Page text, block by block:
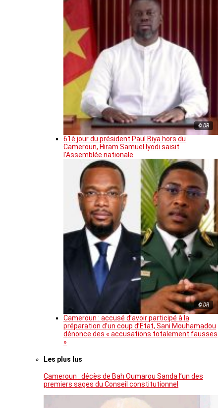
© DR
61è jour du président Paul Biya hors du
Cameroun, Hiram Samuel Iyodi saisit
l’Assemblée nationale
© DR
Cameroun : accusé d’avoir participé à la
préparation d’un coup d’Etat, Sani Mouhamadou
dénonce des « accusations totalement fausses
»
Les plus lus
Cameroun : décès de Bah Oumarou Sanda l’un des
premiers sages du Conseil constitutionnel